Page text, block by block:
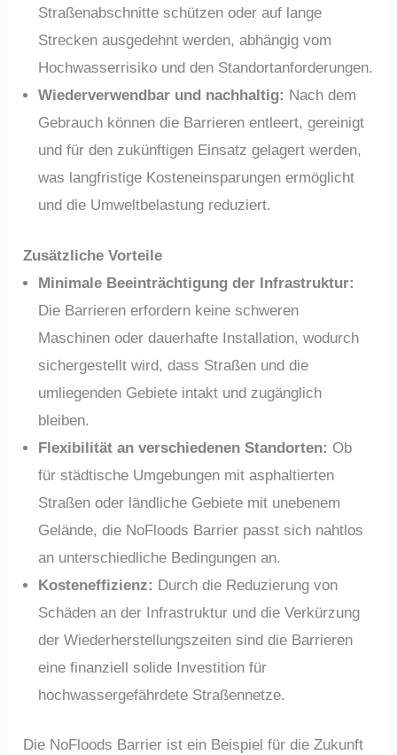
Straßenabschnitte schützen oder auf lange
Strecken ausgedehnt werden, abhängig vom
Hochwasserrisiko und den Standortanforderungen.
Wiederverwendbar und nachhaltig: Nach dem
Gebrauch können die Barrieren entleert, gereinigt
und für den zukünftigen Einsatz gelagert werden,
was langfristige Kosteneinsparungen ermöglicht
und die Umweltbelastung reduziert.
Zusätzliche Vorteile
Minimale Beeinträchtigung der Infrastruktur:
Die Barrieren erfordern keine schweren
Maschinen oder dauerhafte Installation, wodurch
sichergestellt wird, dass Straßen und die
umliegenden Gebiete intakt und zugänglich
bleiben.
Flexibilität an verschiedenen Standorten: Ob
für städtische Umgebungen mit asphaltierten
Straßen oder ländliche Gebiete mit unebenem
Gelände, die NoFloods Barrier passt sich nahtlos
an unterschiedliche Bedingungen an.
Kosteneffizienz: Durch die Reduzierung von
Schäden an der Infrastruktur und die Verkürzung
der Wiederherstellungszeiten sind die Barrieren
eine finanziell solide Investition für
hochwassergefährdete Straßennetze.
Die NoFloods Barrier ist ein Beispiel für die Zukunft